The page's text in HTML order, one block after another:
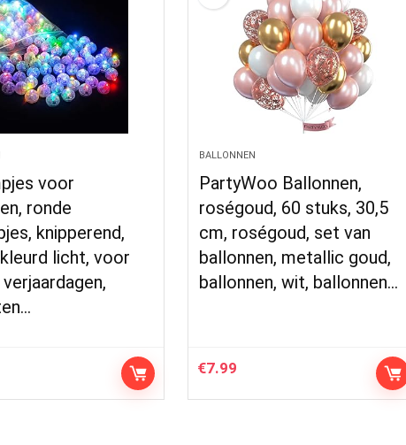
voor
ronde
knipperend,
licht, voor
verjaardagen,
BALLONNEN
PartyWoo Ballonnen,
roségoud, 60 stuks, 30,5
cm, roségoud, set van
ballonnen, metallic goud,
ballonnen, wit, ballonnen…
€7.99